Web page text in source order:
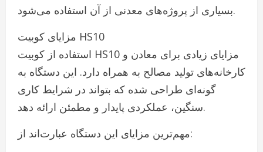
بسیاری از پروژه‌های معدنی از آن استفاده می‌شود.
مزایای کوبیت HS10
استفاده از کوبیت HS10 مزایای زیادی برای معادن و
کارخانه‌های تولید مصالح به همراه دارد. این دستگاه به
گونه‌ای طراحی شده که بتواند در شرایط کاری
سنگین، عملکردی پایدار و مطمئن ارائه دهد.
مهم‌ترین مزایای این دستگاه عبارت‌اند از: